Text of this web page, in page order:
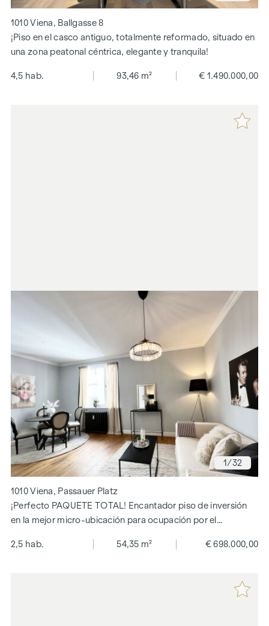
1010 Viena, Ballgasse 8
¡Piso en el casco antiguo, totalmente reformado, situado en
una zona peatonal céntrica, elegante y tranquila!
4,5 hab. 93,46 m² € 1.490.000,00
1/32
1010 Viena, Passauer Platz
¡Perfecto PAQUETE TOTAL! Encantador piso de inversión
en la mejor micro-ubicación para ocupación por el
2,5 hab.
54,35 m² € 698.000,00